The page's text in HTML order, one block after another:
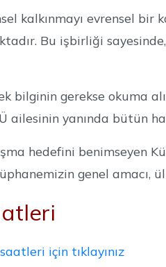
kalkınmayı evrensel bir
Bu işbirliği
bilginin gerekse okuma
ailesinin yanında bütün
hedefini benimseyen
genel amacı,
için tıklayınız